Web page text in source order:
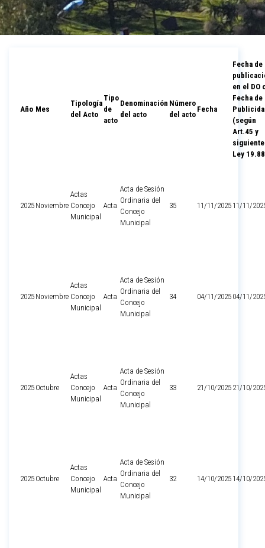
Año Mes
Tipología
del Acto
Tipo
de
acto
Denominación
del acto
Número
del acto
Fecha
Fecha de
en el DO
Fecha de
(según
Art.45 y
Ley
2025 Noviembre
Actas
Concejo
Municipal
Acta
Acta de Sesión
Ordinaria del
Concejo
Municipal
35 11/11/2025 11/11/
2025 Noviembre
Actas
Concejo
Municipal
Acta
Acta de Sesión
Ordinaria del
Concejo
Municipal
34 04/11/2025 04/11/
2025 Octubre
Actas
Concejo
Municipal
Acta
Acta de Sesión
Ordinaria del
Concejo
Municipal
33 21/10/2025 21/10/
2025 Octubre
Actas
Concejo
Municipal
Acta
Acta de Sesión
Ordinaria del
Concejo
Municipal
32 14/10/2025 14/10/